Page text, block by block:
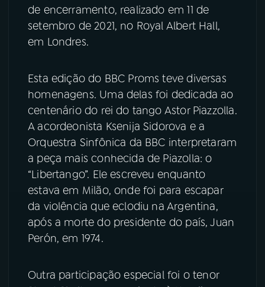
de encerramento, realizado em 11 de
setembro de 2021, no Royal Albert Hall,
em Londres.
Esta edição do BBC Proms teve diversas
homenagens. Uma delas foi dedicada ao
centenário do rei do tango Astor Piazzolla.
A acordeonista Ksenija Sidorova e a
Orquestra Sinfônica da BBC interpretaram
a peça mais conhecida de Piazolla: o
“Libertango”. Ele escreveu enquanto
estava em Milão, onde foi para escapar
da violência que eclodiu na Argentina,
após a morte do presidente do país, Juan
Perón, em 1974.
Outra participação especial foi o tenor